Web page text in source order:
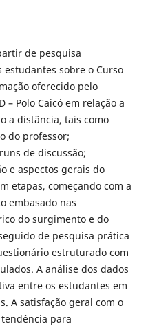
de pesquisa
sobre o Curso
oferecido pelo
Polo Caicó em relação a
a distância, tais como
do professor;
de discussão;
e aspectos gerais do
etapas, começando com a
embasado nas
do surgimento e do
de pesquisa prática
estruturado com
A análise dos dados
entre os estudantes em
A satisfação geral com o
para